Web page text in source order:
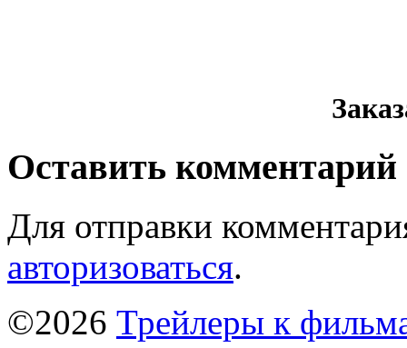
Оставить комментарий
Для отправки
авторизоваться.
©2026 Трейлеры к